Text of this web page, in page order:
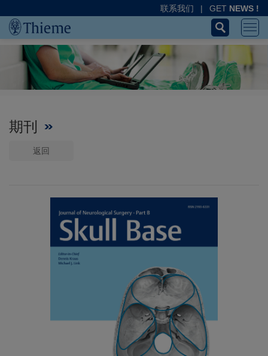
联系我们 | GET NEWS !
期刊
返回